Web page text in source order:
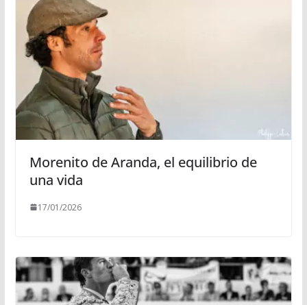
Morenito de Aranda, el equilibrio de
una vida
17/01/2026